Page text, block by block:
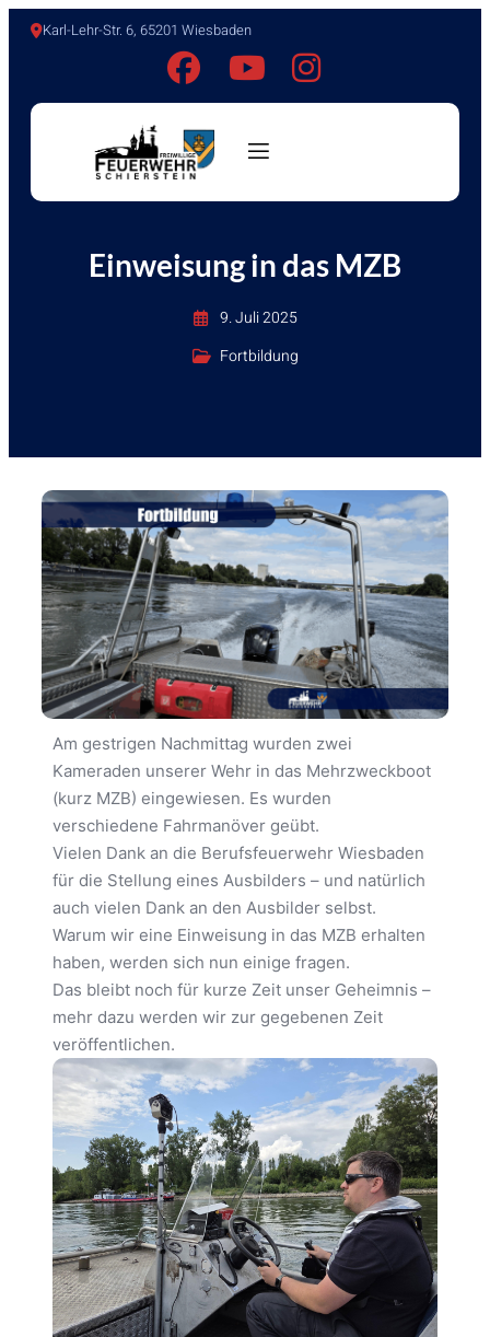
Karl-Lehr-Str. 6, 65201 Wiesbaden
Einweisung in das MZB
9. Juli 2025
Fortbildung
Am gestrigen Nachmittag wurden zwei
Kameraden unserer Wehr in das Mehrzweckboot
(kurz MZB) eingewiesen. Es wurden
verschiedene Fahrmanöver geübt.
Vielen Dank an die Berufsfeuerwehr Wiesbaden
für die Stellung eines Ausbilders – und natürlich
auch vielen Dank an den Ausbilder selbst.
Warum wir eine Einweisung in das MZB erhalten
haben, werden sich nun einige fragen.
Das bleibt noch für kurze Zeit unser Geheimnis –
mehr dazu werden wir zur gegebenen Zeit
veröffentlichen.